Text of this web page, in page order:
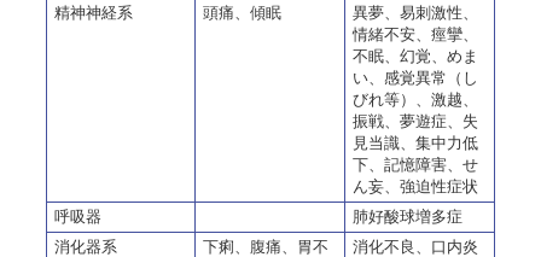
精神神経系
頭痛、傾眠
異夢、易刺激性、
情緒不安、痙攣、
不眠、幻覚、めま
い、感覚異常（し
びれ等）、激越、
振戦、夢遊症、失
見当識、集中力低
下、記憶障害、せ
ん妄、強迫性症状
呼吸器
肺好酸球増多症
消化器系
下痢、腹痛、胃不
消化不良、口内炎